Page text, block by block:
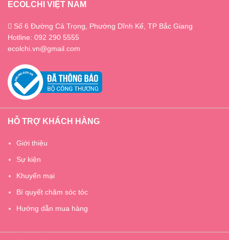
ECOLCHI VIỆT NAM
Số 6 Đường Cả Trọng, Phường Dĩnh Kế, TP Bắc Giang
Hotline: 092 290 5555
ecolchi.vn@gmail.com
HỖ TRỢ KHÁCH HÀNG
Giới thiệu
Sự kiện
Khuyến mại
Bí quyết chăm sóc tóc
Hướng dẫn mua hàng